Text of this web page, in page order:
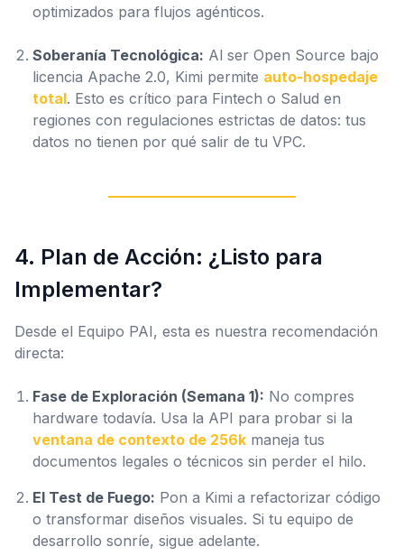
optimizados para flujos agénticos.
Soberanía Tecnológica: Al ser Open Source bajo
licencia Apache 2.0, Kimi permite auto-hospedaje
total. Esto es crítico para Fintech o Salud en
regiones con regulaciones estrictas de datos: tus
datos no tienen por qué salir de tu VPC.
4. Plan de Acción: ¿Listo para
Implementar?
Desde el Equipo PAI, esta es nuestra recomendación
directa:
Fase de Exploración (Semana 1): No compres
hardware todavía. Usa la API para probar si la
ventana de contexto de 256k maneja tus
documentos legales o técnicos sin perder el hilo.
El Test de Fuego: Pon a Kimi a refactorizar código
o transformar diseños visuales. Si tu equipo de
desarrollo sonríe, sigue adelante.